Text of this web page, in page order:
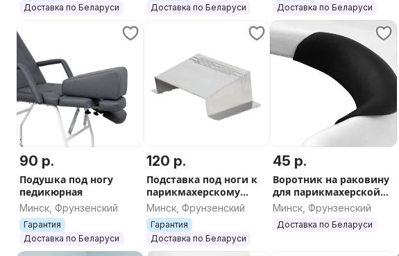
Доставка по Беларуси
Доставка по Беларуси
Доставка по Беларуси
90 р.
Подушка под ногу
педикюрная
Минск, Фрунзенский
Гарантия
Доставка по Беларуси
120 р.
Подставка под ноги к
парикмахерскому
креслу Альба
Минск, Фрунзенский
Гарантия
Доставка по Беларуси
45 р.
Воротник на раковину
для парикмахерской
мойки силиконовый
на присосках
Минск, Фрунзенский
Доставка по Беларуси